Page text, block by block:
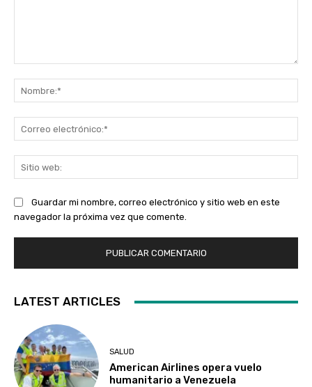
Guardar mi nombre, correo electrónico y sitio web en este
navegador la próxima vez que comente.
LATEST ARTICLES
SALUD
American Airlines opera vuelo
humanitario a Venezuela